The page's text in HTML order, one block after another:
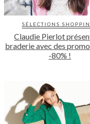
SÉLECTIONS
Claudie Pierlot
braderie avec des promo
-80% !